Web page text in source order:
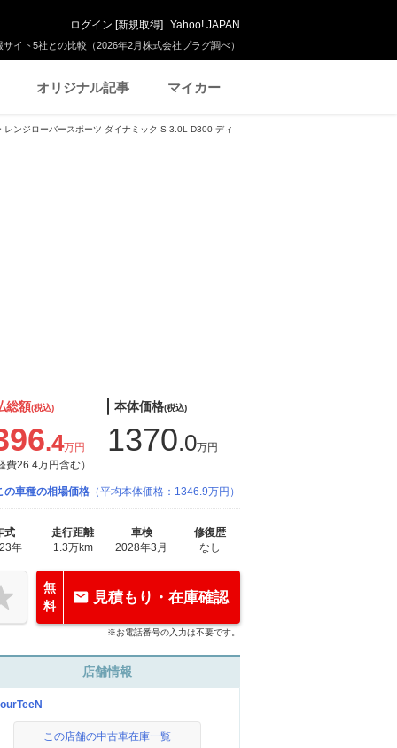
イト5社との比較（2026年2月株式会社プラグ調べ）
ログイン [新規取得] Yahoo! JAPAN
オリジナル記事 マイカー
レンジローバースポーツ ダイナミック S 3.0L D300 ディ
総額(税込)
.4万円
費26.4万円含む）
本体価格(税込)
1370.0万円
の車種の相場価格 （平均本体価格：1346.9万円）
式
年
走行距離
1.3万km
車検
2028年3月
修復歴
なし
無
料
見積もり・在庫確認
※お電話番号の入力は不要です。
店舗情報
この店舗の中古車在庫一覧